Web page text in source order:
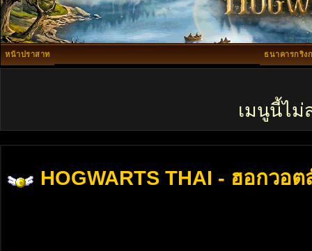
หน้าปราสาท ธนาคารกริง
เมนูนี้ไม่
HOGWARTS THAI - ฮอกวอต